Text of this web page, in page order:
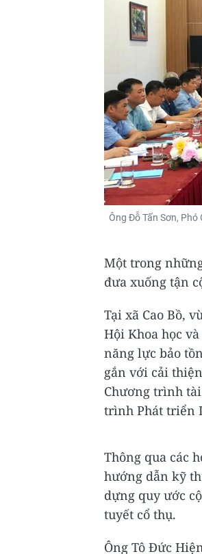
Ông Đỗ Tấn Sơn,
Một trong
đưa xuống tận
Tại xã Cao Bồ,
Hội Khoa học
năng lực bảo
gắn với cải
Chương trình
trình Phát triển
Thông qua các
hướng dẫn kỹ
dựng quy ước
tuyết cổ thụ.
Ông Tô Đức